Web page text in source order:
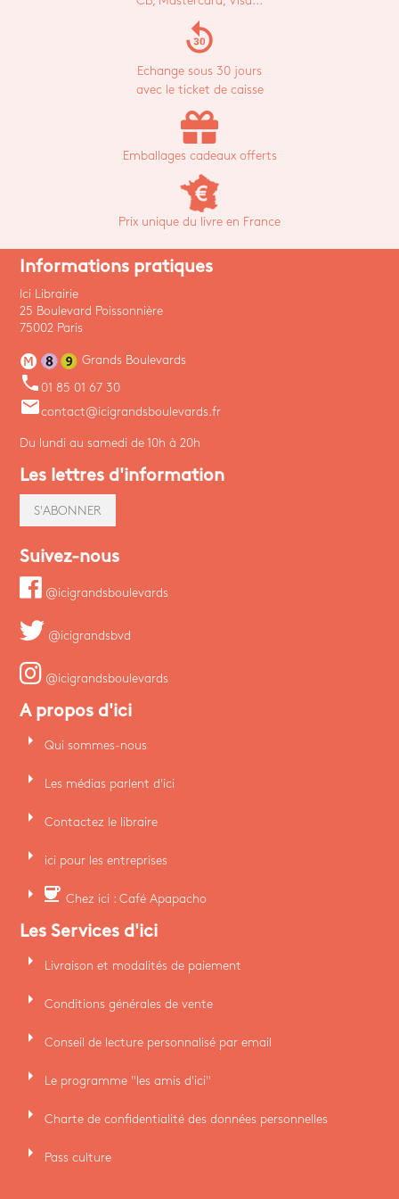
replay_30
Echange sous 30 jours
avec le ticket de caisse
Emballages cadeaux offerts
Prix unique du livre en France
Informations pratiques
Ici Librairie
25 Boulevard Poissonnière
75002 Paris
Grands Boulevards
phone 01 85 01 67 30
emailcontact@icigrandsboulevards.fr
Du lundi au samedi de 10h à 20h
Les lettres d'information
S'ABONNER
Suivez-nous
@icigrandsboulevards
@icigrandsbvd
@icigrandsboulevards
A propos d'ici
arrow_right Qui sommes-nous
arrow_right Les médias parlent d'ici
arrow_right Contactez le libraire
arrow_right ici pour les entreprises
arrow_right coffee Chez ici : Café Apapacho
Les Services d'ici
arrow_right Livraison et modalités de paiement
arrow_right Conditions générales de vente
arrow_right Conseil de lecture personnalisé par email
arrow_right Le programme "les amis d'ici"
arrow_right Charte de confidentialité des données personnelles
arrow_right Pass culture